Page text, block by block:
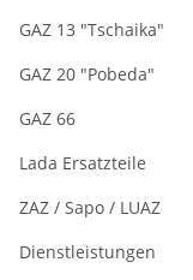
GAZ 13 "Tschaika"
GAZ 20 "Pobeda"
GAZ 66
Lada Ersatzteile
ZAZ / Sapo / LUAZ
Dienstleistungen